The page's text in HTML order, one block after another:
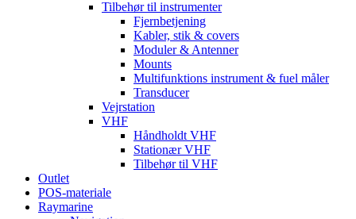
Tilbehør til instrumenter
Fjernbetjening
Kabler, stik & covers
Moduler & Antenner
Mounts
Multifunktions instrument & fuel måler
Transducer
Vejrstation
VHF
Håndholdt VHF
Stationær VHF
Tilbehør til VHF
Outlet
POS-materiale
Raymarine